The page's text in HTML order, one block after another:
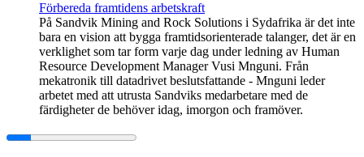
Förbereda framtidens arbetskraft
På Sandvik Mining and Rock Solutions i Sydafrika är det inte
bara en vision att bygga framtidsorienterade talanger, det är en
verklighet som tar form varje dag under ledning av Human
Resource Development Manager Vusi Mnguni. Från
mekatronik till datadrivet beslutsfattande - Mnguni leder
arbetet med att utrusta Sandviks medarbetare med de
färdigheter de behöver idag, imorgon och framöver.